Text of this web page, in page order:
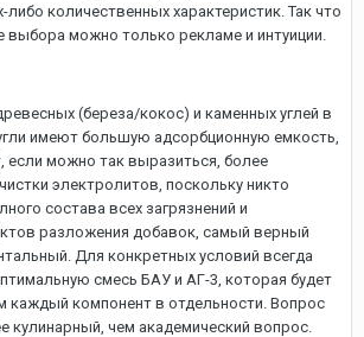
либо количественных характеристик. Так что
выбора можно только рекламе и интуиции.
(береза/кокос) и каменных углей в
имеют большую адсорбционную емкость,
если можно так выразиться, более
электролитов, поскольку никто
состава всех загрязнений и
разложения добавок, самый верный
Для конкретных условий всегда
смесь БАУ и АГ-3, которая будет
каждый компонент в отдельности. Вопрос
кулинарный, чем академический вопрос.